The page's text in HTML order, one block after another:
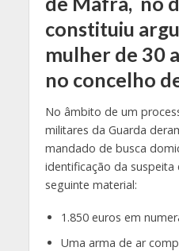
constituiu
mulher de 30
no concelho
No âmbito de um
militares da Guarda
mandado de busca
identificação da suspeita
seguinte material:
1.850 euros em
Uma arma de ar